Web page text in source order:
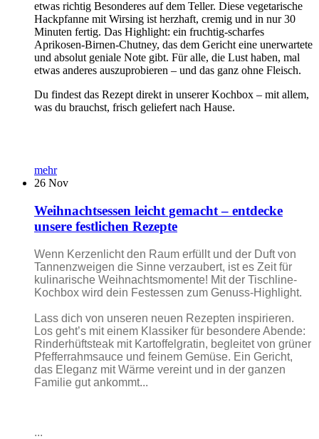
etwas richtig Besonderes auf dem Teller. Diese vegetarische
Hackpfanne mit Wirsing ist herzhaft, cremig und in nur 30
Minuten fertig. Das Highlight: ein fruchtig-scharfes
Aprikosen-Birnen-Chutney, das dem Gericht eine unerwartete
und absolut geniale Note gibt. Für alle, die Lust haben, mal
etwas anderes auszuprobieren – und das ganz ohne Fleisch.
Du findest das Rezept direkt in unserer Kochbox – mit allem,
was du brauchst, frisch geliefert nach Hause.
mehr
26 Nov
Weihnachtsessen leicht gemacht – entdecke
unsere festlichen Rezepte
Wenn Kerzenlicht den Raum erfüllt und der Duft von
Tannenzweigen die Sinne verzaubert, ist es Zeit für
kulinarische Weihnachtsmomente! Mit der Tischline-
Kochbox wird dein Festessen zum Genuss-Highlight.
Lass dich von unseren neuen Rezepten inspirieren.
Los geht’s mit einem Klassiker für besondere Abende:
Rinderhüftsteak mit Kartoffelgratin, begleitet von grüner
Pfefferrahmsauce und feinem Gemüse. Ein Gericht,
das Eleganz mit Wärme vereint und in der ganzen
Familie gut ankommt...
...